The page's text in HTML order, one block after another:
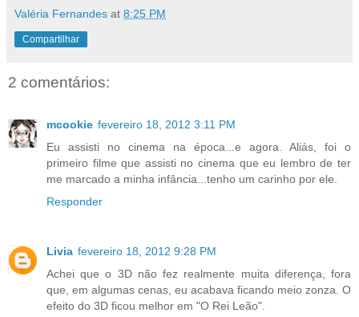
Valéria Fernandes at 8:25 PM
Compartilhar
2 comentários:
mcookie fevereiro 18, 2012 3:11 PM
Eu assisti no cinema na época...e agora. Aliás, foi o
primeiro filme que assisti no cinema que eu lembro de ter
me marcado a minha infância...tenho um carinho por ele.
Responder
Livia fevereiro 18, 2012 9:28 PM
Achei que o 3D não fez realmente muita diferença, fora
que, em algumas cenas, eu acabava ficando meio zonza. O
efeito do 3D ficou melhor em "O Rei Leão".